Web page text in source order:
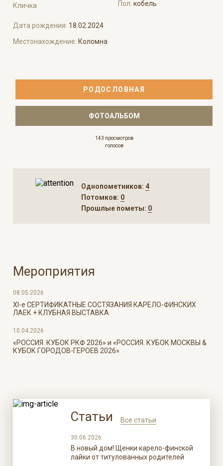
Кличка Пол: кобель
Дата рождения: 18.02.2024
Местонахождение: Коломна
РОДОСЛОВНАЯ
ФОТОАЛЬБОМ
143 просмотров
голосов
Однопометников: 4
Потомков: 0
Прошлые пометы: 0
Мероприятия
08.05.2026
ХI-е СЕРТИФИКАТНЫЕ СОСТЯЗАНИЯ КАРЕЛО-ФИНСКИХ
ЛАЕК + КЛУБНАЯ ВЫСТАВКА
10.04.2026
«РОССИЯ. КУБОК РКФ 2026» и «РОССИЯ. КУБОК МОСКВЫ &
КУБОК ГОРОДОВ-ГЕРОЕВ 2026»
Статьи Все статьи
30.06.2026
В новый дом! Щенки карело-финской
лайки от титулованных родителей